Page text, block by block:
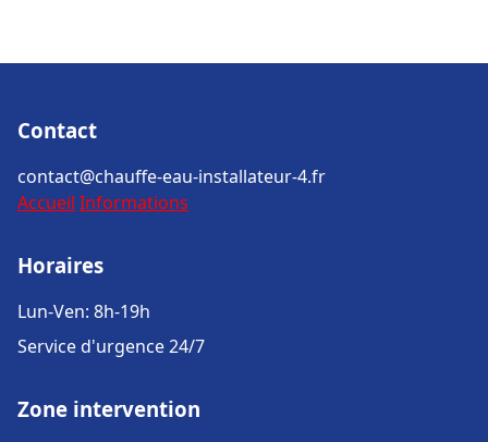
Contact
contact@chauffe-eau-installateur-4.fr
Accueil Informations
Horaires
Lun-Ven: 8h-19h
Service d'urgence 24/7
Zone intervention